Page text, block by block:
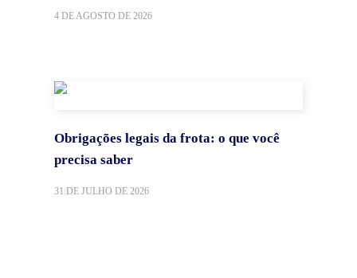
4 DE AGOSTO DE 2026
Obrigações legais da frota: o que você
precisa saber
31 DE JULHO DE 2026